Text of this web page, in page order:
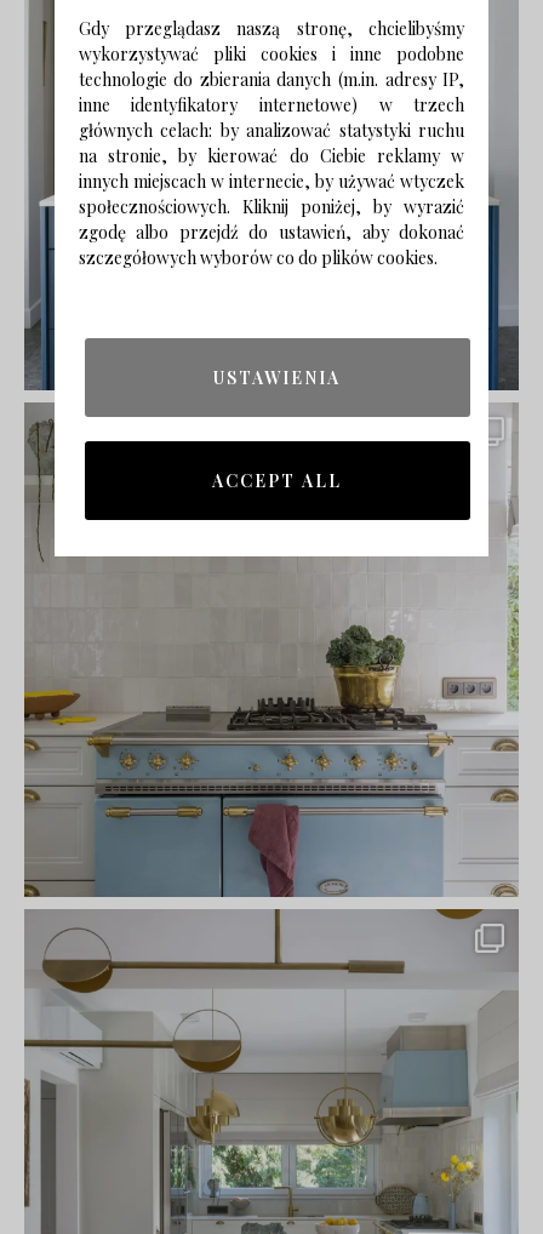
Gdy przeglądasz naszą stronę, chcielibyśmy
wykorzystywać pliki cookies i inne podobne
technologie do zbierania danych (m.in. adresy IP,
inne identyfikatory internetowe) w trzech
głównych celach: by analizować statystyki ruchu
na stronie, by kierować do Ciebie reklamy w
innych miejscach w internecie, by używać wtyczek
społecznościowych. Kliknij poniżej, by wyrazić
zgodę albo przejdź do ustawień, aby dokonać
szczegółowych wyborów co do plików cookies.
USTAWIENIA
ACCEPT ALL